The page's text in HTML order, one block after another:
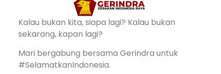
Kalau bukan kita, siapa lagi? Kalau bukan
sekarang, kapan lagi?
Mari bergabung bersama Gerindra untuk
#SelamatkanIndonesia.